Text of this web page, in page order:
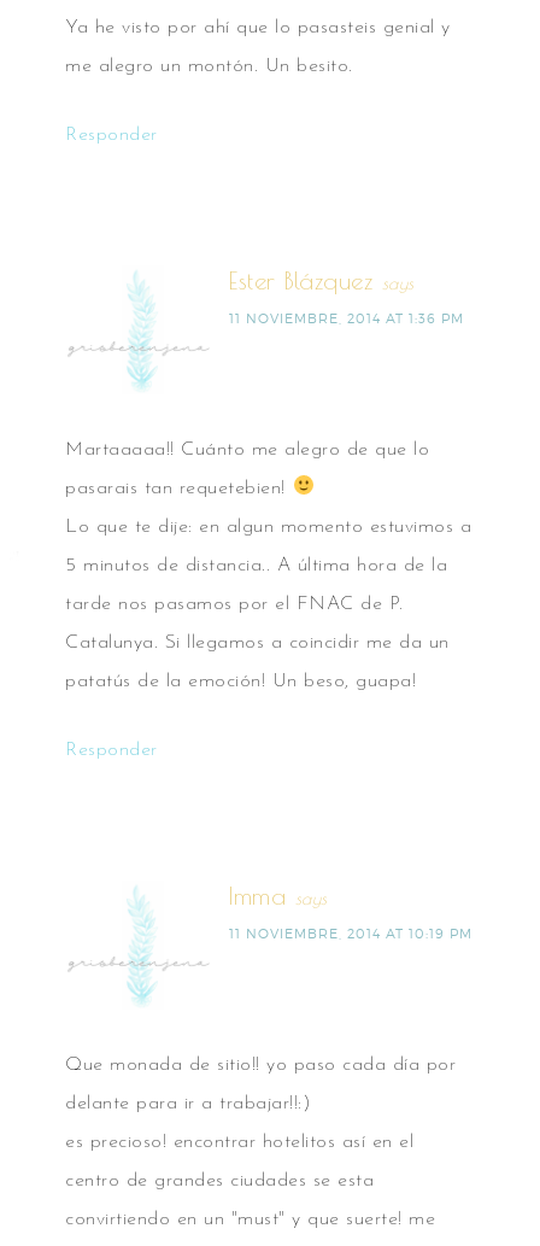
Ya he visto por ahí que lo pasasteis genial y
me alegro un montón. Un besito.
Responder
Ester Blázquez says
11 NOVIEMBRE, 2014 AT 1:36 PM
Martaaaaa!! Cuánto me alegro de que lo
pasarais tan requetebien!
Lo que te dije: en algun momento estuvimos a
5 minutos de distancia.. A última hora de la
tarde nos pasamos por el FNAC de P.
Catalunya. Si llegamos a coincidir me da un
patatús de la emoción! Un beso, guapa!
Responder
Imma says
11 NOVIEMBRE, 2014 AT 10:19 PM
Que monada de sitio!! yo paso cada día por
delante para ir a trabajar!!:)
es precioso! encontrar hotelitos así en el
centro de grandes ciudades se esta
convirtiendo en un "must" y que suerte! me